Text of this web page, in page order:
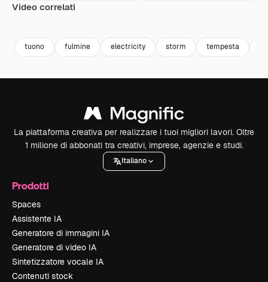
Video correlati
tuono fulmine electricity storm tempesta
La piattaforma creativa per realizzare i tuoi migliori lavori. Oltre
1 milione di abbonati tra creativi, imprese, agenzie e studi.
Italiano
Prodotti
Spaces
Assistente IA
Generatore di immagini IA
Generatore di video IA
Sintetizzatore vocale IA
Contenuti stock